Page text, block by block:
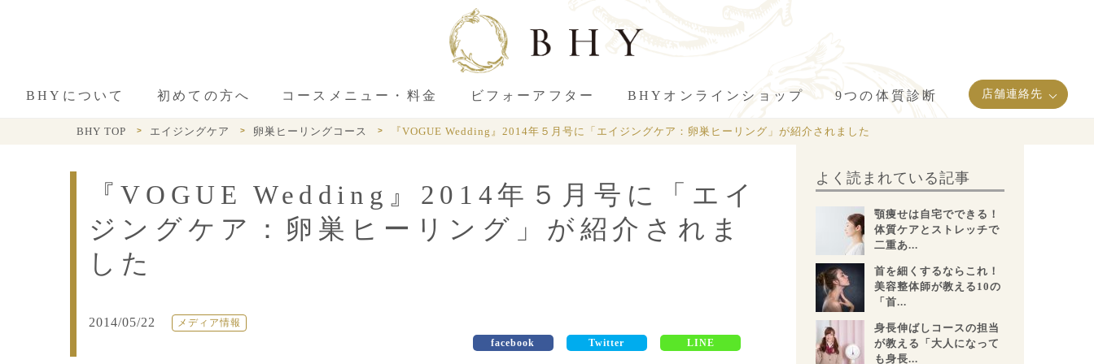
BHYについて 初めての方へ コースメニュー・料金 ビフォーアフター BHYオンラインショップ 9つの体質診断 店舗連絡先
BHY TOP エイジングケア 卵巣ヒーリングコース 『VOGUE Wedding』2014年５月号に「エイジングケア：卵巣ヒーリング」が紹介されました
『VOGUE Wedding』2014年５月号に「エイ
ジングケア：卵巣ヒーリング」が紹介されま
した
2014/05/22
メディア情報
facebook
Twitter LINE
よく読まれている記事
顎痩せは自宅でできる！
体質ケアとストレッチで
二重あ...
首を細くするならこれ！
美容整体師が教える10の
「首...
身長伸ばしコースの担当
が教える「大人になって
も身長...